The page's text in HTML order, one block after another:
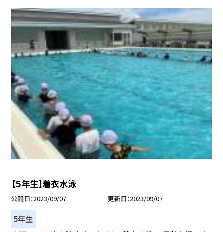
【５年生】着衣水泳
公開日 2023/09/07 更新日 2023/09/07
5年生